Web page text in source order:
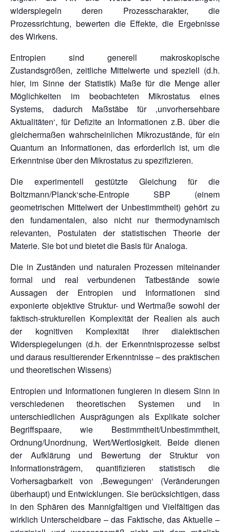
widerspiegeln deren Prozesscharakter, die
Prozessrichtung, bewerten die Effekte, die Ergebnisse
des Wirkens.
Entropien sind generell makroskopische
Zustandsgrößen, zeitliche Mittelwerte und speziell (d.h.
hier, im Sinne der Statistik) Maße für die Menge aller
Möglichkeiten im beobachteten Mikrostatus eines
Systems, dadurch Maßstäbe für ‚unvorhersehbare
Aktualitäten‘, für Defizite an Informationen z.B. über die
gleichermaßen wahrscheinlichen Mikrozustände, für ein
Quantum an Informationen, das erforderlich ist, um die
Erkenntnise über den Mikrostatus zu spezifizieren.
Die experimentell gestützte Gleichung für die
Boltzmann/Planck‘sche-Entropie SBP (einem
geometrischen Mittelwert der Unbestimmtheit) gehört zu
den fundamentalen, also nicht nur thermodynamisch
relevanten, Postulaten der statistischen Theorie der
Materie. Sie bot und bietet die Basis für Analoga.
Die in Zuständen und naturalen Prozessen miteinander
formal und real verbundenen Tatbestände sowie
Aussagen der Entropien und Informationen sind
exponierte objektive Struktur- und Wertmaße sowohl der
faktisch-strukturellen Komplexität der Realien als auch
der kognitiven Komplexität ihrer dialektischen
Widerspiegelungen (d.h. der Erkenntnisprozesse selbst
und daraus resultierender Erkenntnisse – des praktischen
und theoretischen Wissens)
Entropien und Informationen fungieren in diesem Sinn in
verschiedenen theoretischen Systemen und in
unterschiedlichen Ausprägungen als Explikate solcher
Begriffspaare, wie Bestimmtheit/Unbestimmtheit,
Ordnung/Unordnung, Wert/Wertlosigkeit. Beide dienen
der Aufklärung und Bewertung der Struktur von
Informationsträgern, quantifizieren statistisch die
Vorhersagbarkeit von ‚Bewegungen‘ (Veränderungen
überhaupt) und Entwicklungen. Sie berücksichtigen, dass
in den Sphären des Mannigfaltigen und Vielfältigen das
wirklich Unterscheidbare – das Faktische, das Aktuelle –